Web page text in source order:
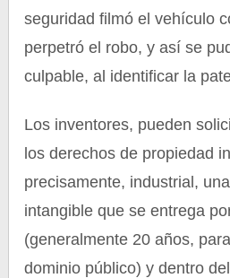
seguridad filmó el vehículo
perpetró el robo, y así se
culpable, al identificar la
Los inventores, pueden
los derechos de propiedad
precisamente, industrial,
intangible que se entrega
(generalmente 20 años,
dominio público) y dentro